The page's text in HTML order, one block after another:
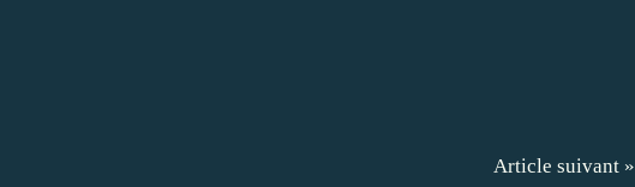
Article suivant »